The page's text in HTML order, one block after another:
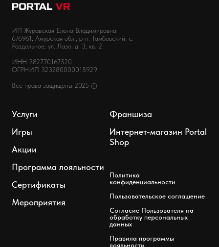
ИП Журавская Елена Владимировна
676961, Амурская обл., р-н. Тамбовский, с.
Раздольное, ул. Лазо, д. 3, кв. 2
ИНН 282770167520
ОГРНИП 323280000015929
Все права защищены 2025 ©
Услуги
Игры
Акции
Программа лояльности
Сертификаты
Мероприятия
Франшиза
Интернет-магазин Portal
Shop
Политика
конфиденциальности
Пользовательское соглашение
Согласие Пользователя на
обработку персональных
данных
Правила программы
лояльности